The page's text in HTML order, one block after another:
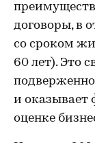
договоры, в
со сроком
60 лет). Это
и оказывает
оценке